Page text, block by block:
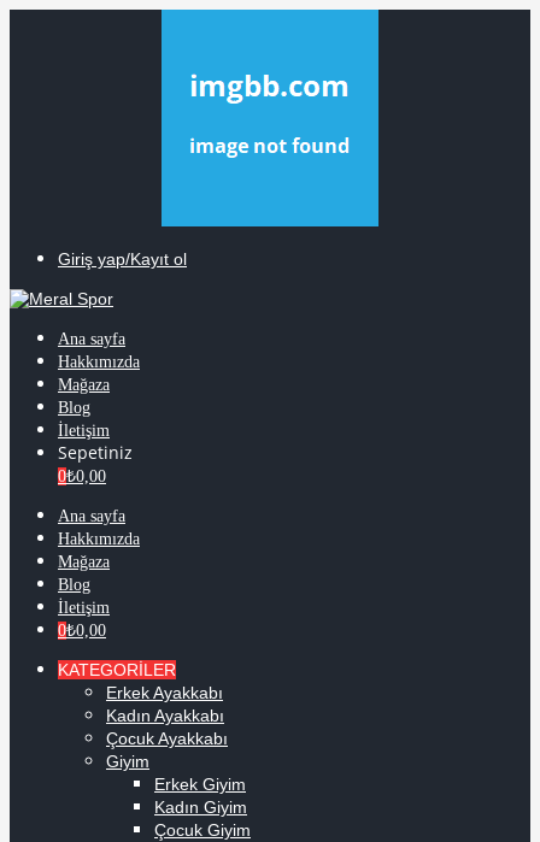
Giriş yap/Kayıt ol
Ana sayfa
Hakkımızda
Mağaza
Blog
İletişim
Sepetiniz
0₺0,00
Ana sayfa
Hakkımızda
Mağaza
Blog
İletişim
0₺0,00
KATEGORİLER
Erkek Ayakkabı
Kadın Ayakkabı
Çocuk Ayakkabı
Giyim
Erkek Giyim
Kadın Giyim
Çocuk Giyim